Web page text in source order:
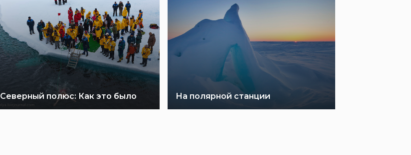
Северный полюс: Как это было На полярной станции